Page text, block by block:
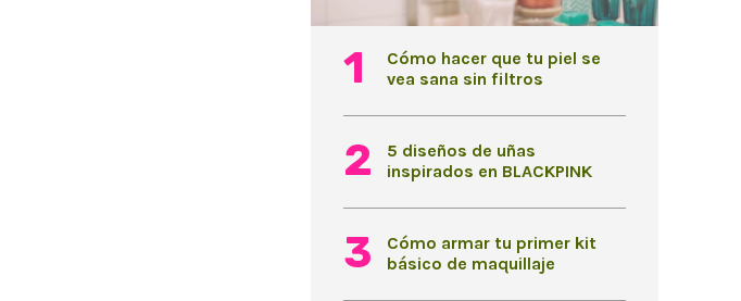
Cómo hacer que tu piel se
vea sana sin filtros
5 diseños de uñas
inspirados en BLACKPINK
Cómo armar tu primer kit
básico de maquillaje